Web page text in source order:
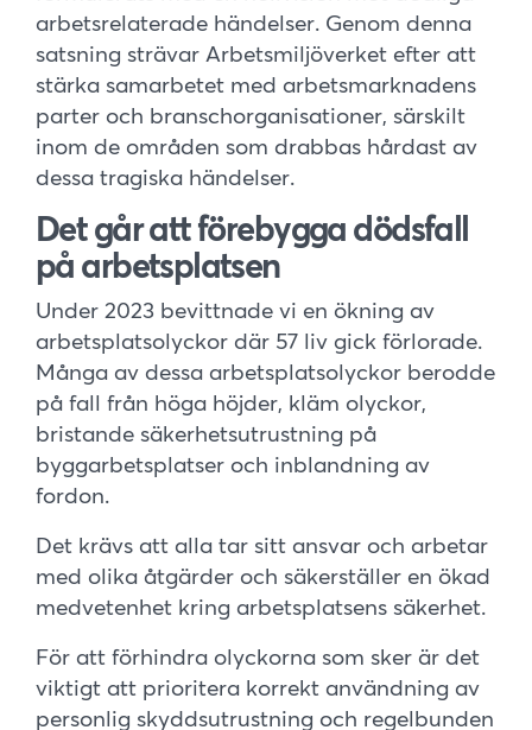
arbetsrelaterade händelser. Genom denna
satsning strävar Arbetsmiljöverket efter att
stärka samarbetet med arbetsmarknadens
parter och branschorganisationer, särskilt
inom de områden som drabbas hårdast av
dessa tragiska händelser.
Det går att förebygga dödsfall
på arbetsplatsen
Under 2023 bevittnade vi en ökning av
arbetsplatsolyckor där 57 liv gick förlorade.
Många av dessa arbetsplatsolyckor berodde
på fall från höga höjder, kläm olyckor,
bristande säkerhetsutrustning på
byggarbetsplatser och inblandning av
fordon.
Det krävs att alla tar sitt ansvar och arbetar
med olika åtgärder och säkerställer en ökad
medvetenhet kring arbetsplatsens säkerhet.
För att förhindra olyckorna som sker är det
viktigt att prioritera korrekt användning av
personlig skyddsutrustning och regelbunden